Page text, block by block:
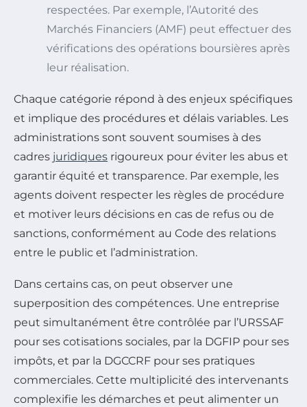
respectées. Par exemple, l’Autorité des
Marchés Financiers (AMF) peut effectuer des
vérifications des opérations boursières après
leur réalisation.
Chaque catégorie répond à des enjeux spécifiques
et implique des procédures et délais variables. Les
administrations sont souvent soumises à des
cadres juridiques rigoureux pour éviter les abus et
garantir équité et transparence. Par exemple, les
agents doivent respecter les règles de procédure
et motiver leurs décisions en cas de refus ou de
sanctions, conformément au Code des relations
entre le public et l’administration.
Dans certains cas, on peut observer une
superposition des compétences. Une entreprise
peut simultanément être contrôlée par l’URSSAF
pour ses cotisations sociales, par la DGFIP pour ses
impôts, et par la DGCCRF pour ses pratiques
commerciales. Cette multiplicité des intervenants
complexifie les démarches et peut alimenter un